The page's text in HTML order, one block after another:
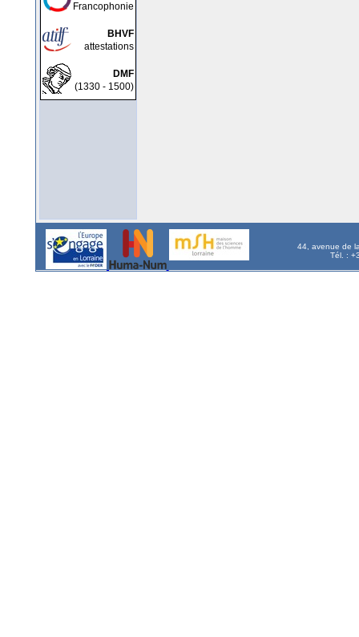
Francophonie
BHVF
attestations
DMF
(1330 - 1500)
44, avenue de
Tél. :